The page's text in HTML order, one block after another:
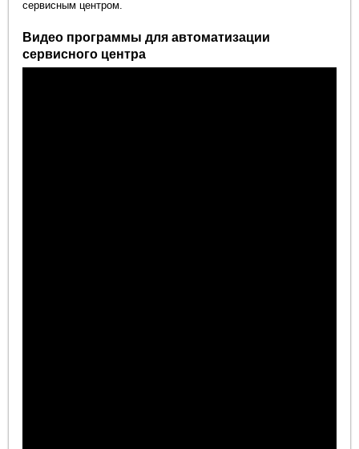
сервисным центром.
Видео программы для автоматизации
сервисного центра